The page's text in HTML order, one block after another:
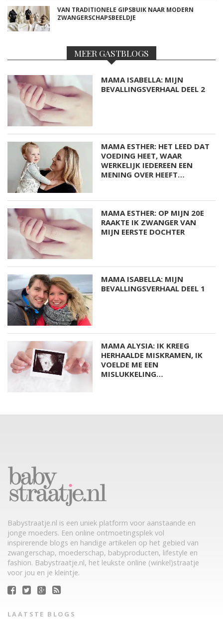
VAN TRADITIONELE GIPSBUIK NAAR MODERN
ZWANGERSCHAPSBEELDJE
MEER GASTBLOGS
MAMA ISABELLA: MIJN
BEVALLINGSVERHAAL DEEL 2
MAMA ESTHER: HET LEED DAT
VOEDING HEET, WAAR
WERKELIJK IEDEREEN EEN
MENING OVER HEEFT…
MAMA ESTHER: OP MIJN 20E
RAAKTE IK ZWANGER VAN
MIJN EERSTE DOCHTER
MAMA ISABELLA: MIJN
BEVALLINGSVERHAAL DEEL 1
MAMA ALYSIA: IK KREEG
HERHAALDE MISKRAMEN, IK
VOELDE ME EEN
MISLUKKELING…
Babystraatje.nl is een uniek platform voor aanstaande en
jonge moeders. Een online ontmoetingsplek vol
inspirerende blogs en handige artikelen op het gebied van
zwangerschap, moederschap, babyproducten, lifestyle en
fashion. Babystraatje.nl, het leukste online (winkel)straatje
voor jou en je kleintje.
LAATSTE BLOGS